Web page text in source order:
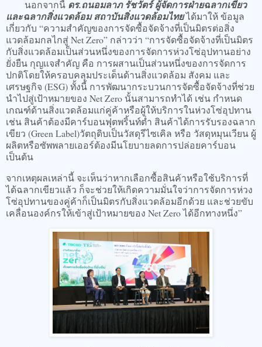
นอกจากนี้ ดร.ถนอมลาภ รัชวัตร์ ผู้จัดการฝ่ายฉลากเขียว
และฉลากสิ่งแวดล้อม สถาบันสิ่งแวดล้อมไทยได้มาให้ ข้อมูล
เกี่ยวกับ “ความสำคัญของการจัดซื้อจัดจ้างที่เป็นมิตรต่อสิ่ง
แวดล้อมกลไกสู่ Net Zero” กล่าวว่า “การจัดซื้อจัดจ้างที่เป็นมิตร
กับสิ่งแวดล้อมเป็นส่วนหนึ่งของการจัดการห่วงโซ่อุปทานอย่าง
ยั่งยืน กุญแจสำคัญ คือ การผสานเป็นส่วนหนึ่งของการจัดการ
ปกติโดยให้ครอบคลุมประเด็นด้านสิ่งแวดล้อม สังคม และ
เศรษฐกิจ (ESG) ทั้งนี้ การพัฒนากระบวนการจัดซื้อจัดจ้างที่ช่วย
นำไปสู่เป้าหมายของ Net Zero นั้นสามารถทำได้ เช่น กำหนด
เกณฑ์ด้านสิ่งแวดล้อมแก่คู่ค้าหรือผู้ให้บริการในห่วงโซ่อุปทาน
เช่น สินค้าต้องมีคาร์บอนฟุตพริ้นท์ต่ำ สินค้าได้การรับรองฉลาก
เขียว (Green Label)วัตถุดิบเป็นวัสดุรีไซเคิล หรือ วัสดุหมุนเวียน ผู้
ผลิตหรือซัพพลายเออร์ต้องมีนโยบายลดการปล่อยคาร์บอน
เป็นต้น
จากเหตุผลเหล่านี้ จะเห็นว่าหากเลือกซื้อสินค้าหรือใช้บริการที่
ได้ฉลากเขียวแล้ว ก็จะช่วยให้เกิดความมั่นใจว่าการจัดการห่วง
โซ่อุปทานของคู่ค้าก็เป็นมิตรกับสิ่งแวดล้อมอีกด้วย และช่วยขับ
เคลื่อนองค์กรให้เข้าสู่เป้าหมายของ Net Zero ได้อีกทางหนึ่ง”